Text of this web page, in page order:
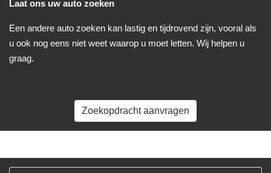
Laat ons uw auto zoeken
Een andere auto zoeken kan lastig en tijdrovend zijn, vooral als
u ook nog eens niet weet waarop u moet letten. Wij helpen u
graag.
Zoekopdracht aanvragen